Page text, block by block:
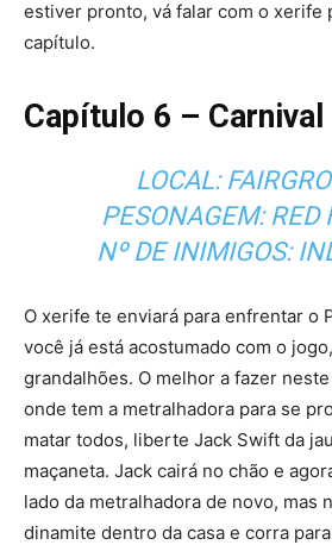
estiver pronto, vá falar com o xerife
capítulo.
Capítulo 6 –
LOCAL:
PESONAGEM: RED
Nº DE INIMIGOS:
O xerife te enviará para enfrentar o
você já está acostumado com o
grandalhões. O melhor a fazer
onde tem a metralhadora para se
matar todos, liberte Jack Swift da
maçaneta. Jack cairá no chão e
lado da metralhadora de novo, mas
dinamite dentro da casa e corra